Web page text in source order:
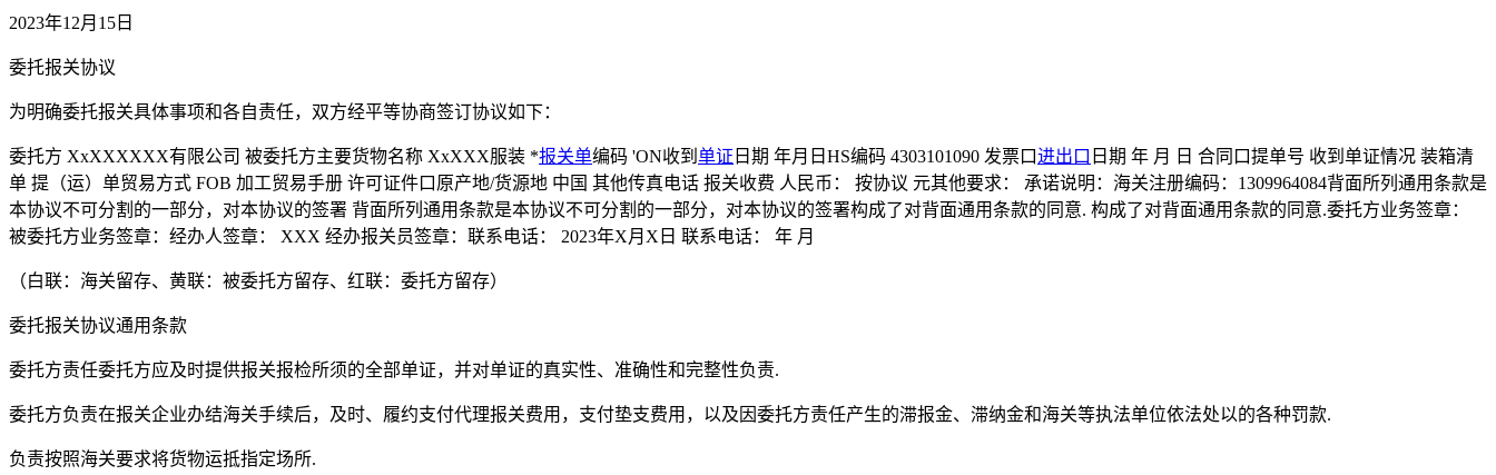
2023年12月15日
委托报关协议
为明确委托报关具体事项和各自责任，双方经平等协商签订协议如下：
委托方 XxXXXXXX有限公司 被委托方主要货物名称 XxXXX服装 *报关单编码 'ON收到 单证 日期 年月日HS编码 4303101090 发票口进出口 日期 年 月 日 合同口提单号 收到单证情况 装箱清
单 提（运）单贸易方式 FOB 加工贸易手册 许可证件口原产地/货源地 中国 其他传真电话 报关收费 人民币： 按协议 元其他要求： 承诺说明：海关注册编码：1309964084背面所列通用条款是
本协议不可分割的一部分，对本协议的签署 背面所列通用条款是本协议不可分割的一部分，对本协议的签署构成了对背面通用条款的同意. 构成了对背面通用条款的同意.委托方业务签章：
被委托方业务签章：经办人签章： XXX 经办报关员签章：联系电话： 2023年X月X日 联系电话： 年 月
（白联：海关留存、黄联：被委托方留存、红联：委托方留存）
委托报关协议通用条款
委托方责任委托方应及时提供报关报检所须的全部单证，并对单证的真实性、准确性和完整性负责.
委托方负责在报关企业办结海关手续后，及时、履约支付代理报关费用，支付垫支费用，以及因委托方责任产生的滞报金、滞纳金和海关等执法单位依法处以的各种罚款.
负责按照海关要求将货物运抵指定场所.